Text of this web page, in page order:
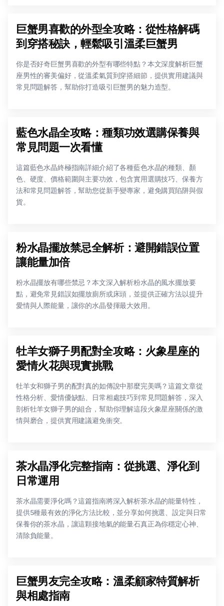
巨蟹男喜歡的外型全攻略：從性格解碼
到穿搭秘訣，輕鬆吸引溫柔巨蟹男
你是否好奇巨蟹男喜歡的外型有哪些特點？本文深度解析巨蟹
座男性的審美偏好，從溫柔氣質到穿搭細節，提供實用建議與
常見問題解答，幫助你打造吸引巨蟹男的魅力造型。
藍色水晶全攻略：種類功效選購保養與
常見問題一次看懂
這篇藍色水晶終極指南詳細介紹了各種藍色水晶的種類、顏
色、硬度、價格範圍與主要功效，包含實用選購技巧、保養方
法和常見問題解答，幫助您從新手變專家，避免購買陷阱與假
貨。
粉水晶擺放禁忌全解析：避開錯誤位置
讓能量加倍
粉水晶擺放有哪些禁忌？本文深入解析粉水晶的風水擺放要
點，避免常見錯誤如擺放廁所或床頭，並提供正確方法以提升
愛情與人際能量，讓你的水晶發揮最大效用。
牡羊女獅子男配對全攻略：火象星座的
愛情火花與現實挑戰
牡羊女和獅子男的配對真的如傳說中那麼完美嗎？這篇文章從
性格分析、愛情優缺點、日常相處技巧到常見問題解答，深入
剖析牡羊女獅子男的組合，幫助你理解這段火象星座關係的激
情與磨合，提供實用建議避免衝突。
茶水晶淨化完整指南：從挑選、淨化到
日常運用
茶水晶需要淨化嗎？這篇指南將深入解析茶水晶的能量特性，
提供5種最有效的淨化方法比較，並分享如何挑選、設定與日常
保養你的茶水晶，讓這顆接地氣的能量石真正為你穩定心神、
清除負能量。
巨蟹男友完全攻略：溫柔顧家特質解析
與相處指南